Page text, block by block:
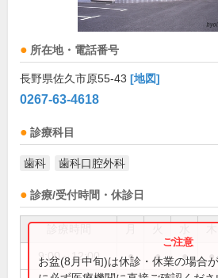
所在地・電話番号
長野県佐久市原55-43 [地図]
0267-63-4618
診療科目
歯科 歯科口腔外科
診療/受付時間・休診日
9:00～12:00 ● ● ● ●
お盆(8月中旬)は休診・休業の場合